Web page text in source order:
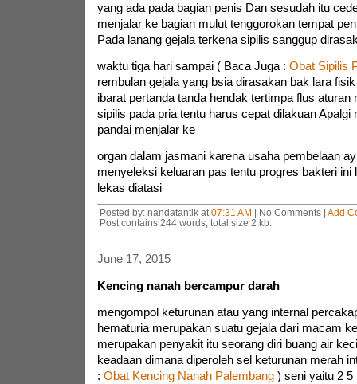
yang ada pada bagian penis Dan sesudah itu
menjalar ke bagian mulut tenggorokan tempat
Pada lanang gejala terkena sipilis sanggup
waktu tiga hari sampai ( Baca Juga : Obat Sipilis
rembulan gejala yang bsia dirasakan bak lara
ibarat pertanda tanda hendak tertimpa flus aturan
sipilis pada pria tentu harus cepat dilakuan Apalgi
pandai menjalar ke
organ dalam jasmani karena usaha pembelaan
menyeleksi keluaran pas tentu progres bakteri ini
lekas diatasi
Posted by: nandatantik at 07:31 AM | No Comments | Add
Post contains 244 words, total size 2 kb.
June 17, 2015
Kencing nanah bercampur darah
mengompol keturunan atau yang internal
hematuria merupakan suatu gejala dari macam
merupakan penyakit itu seorang diri buang air
keadaan dimana diperoleh sel keturunan merah
: Obat Kencing Nanah Palembang) seni yaitu 2 5